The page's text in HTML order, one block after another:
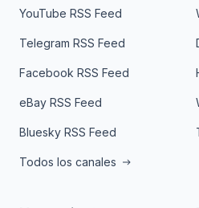
YouTube RSS Feed
Telegram RSS Feed
Facebook RSS Feed
eBay RSS Feed
Bluesky RSS Feed
Todos los canales